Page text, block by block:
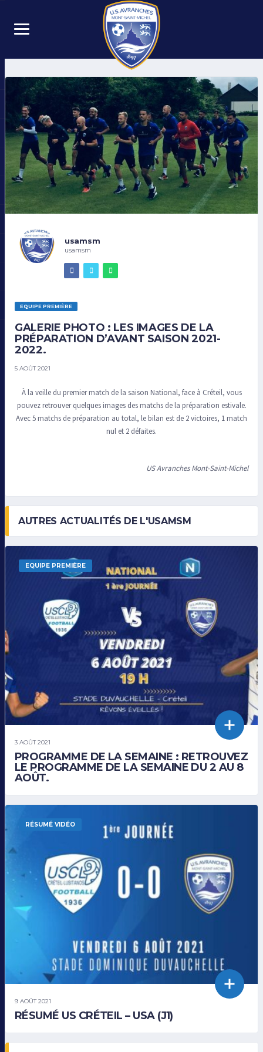
usamsm
usamsm
EQUIPE PREMIÈRE
GALERIE PHOTO : LES IMAGES DE LA
PRÉPARATION D’AVANT SAISON 2021-
2022.
5 AOÛT 2021
À la veille du premier match de la saison National, face à Créteil, vous
pouvez retrouver quelques images des matchs de la préparation estivale.
Avec 5 matchs de préparation au total, le bilan est de 2 victoires, 1 match
nul et 2 défaites.
US Avranches Mont-Saint-Michel
AUTRES ACTUALITÉS DE L'USAMSM
EQUIPE PREMIÈRE
3 AOÛT 2021
PROGRAMME DE LA SEMAINE : RETROUVEZ
LE PROGRAMME DE LA SEMAINE DU 2 AU 8
AOÛT.
RÉSUMÉ VIDÉO
9 AOÛT 2021
RÉSUMÉ US CRÉTEIL – USA (J1)